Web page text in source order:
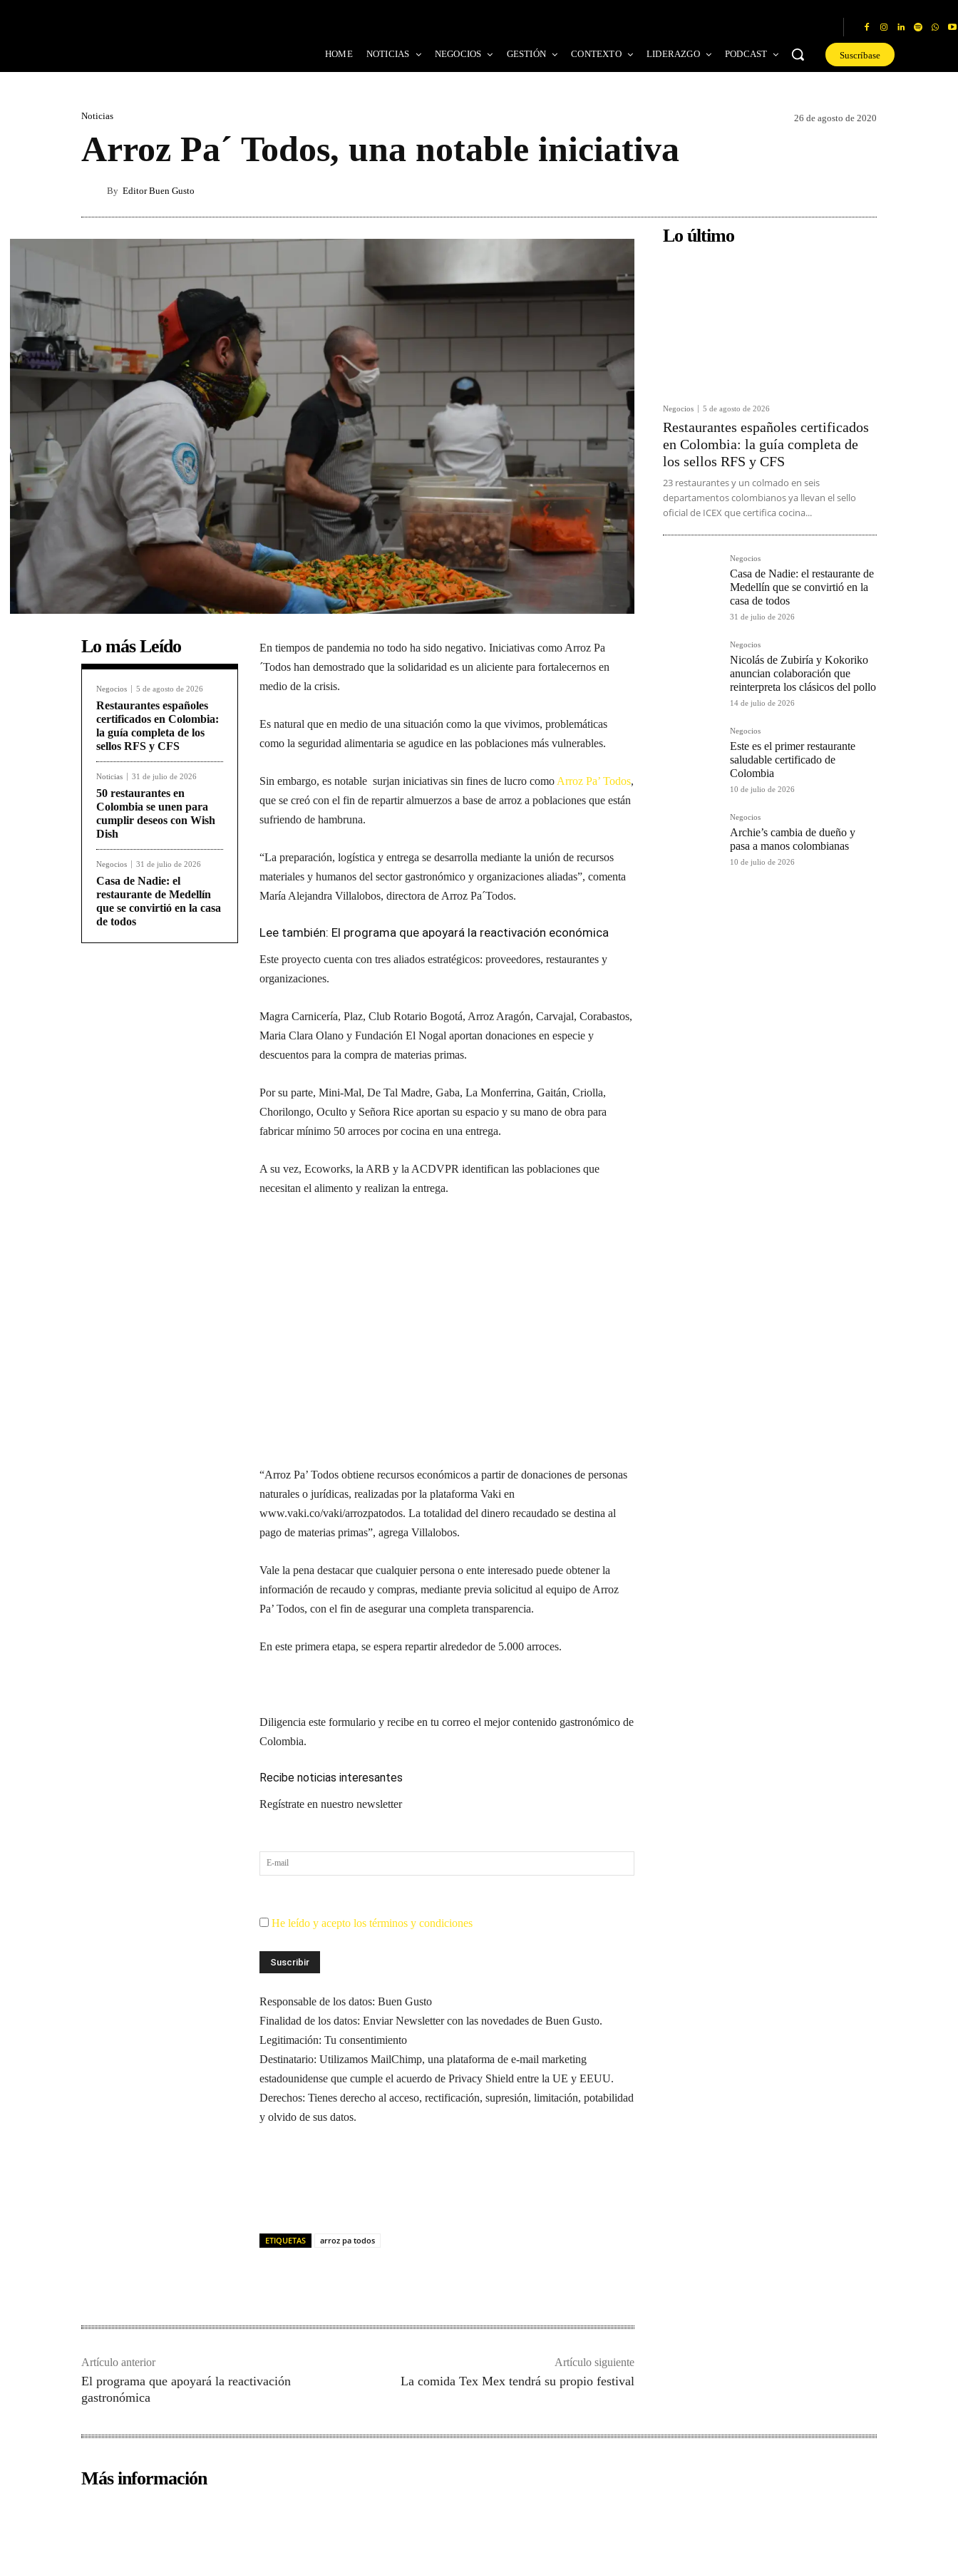
HOME NOTICIAS NEGOCIOS GESTIÓN CONTEXTO LIDERAZGO PODCAST Suscríbase
Noticias 26 de agosto de 2020
Arroz Pa´ Todos, una notable iniciativa
By Editor Buen Gusto
Lo más Leído
Negocios 5 de agosto de 2026
Restaurantes españoles
certificados en Colombia:
la guía completa de los
sellos RFS y CFS
Noticias 31 de julio de 2026
50 restaurantes en
Colombia se unen para
cumplir deseos con Wish
Dish
Negocios 31 de julio de 2026
Casa de Nadie: el
restaurante de Medellín
que se convirtió en la casa
de todos
En tiempos de pandemia no todo ha sido negativo. Iniciativas como Arroz Pa
´Todos han demostrado que la solidaridad es un aliciente para fortalecernos en
medio de la crisis.
Es natural que en medio de una situación como la que vivimos, problemáticas
como la seguridad alimentaria se agudice en las poblaciones más vulnerables.
Sin embargo, es notable surjan iniciativas sin fines de lucro como Arroz Pa’ Todos,
que se creó con el fin de repartir almuerzos a base de arroz a poblaciones que están
sufriendo de hambruna.
“La preparación, logística y entrega se desarrolla mediante la unión de recursos
materiales y humanos del sector gastronómico y organizaciones aliadas”, comenta
María Alejandra Villalobos, directora de Arroz Pa´Todos.
Lee también: El programa que apoyará la reactivación económica
Este proyecto cuenta con tres aliados estratégicos: proveedores, restaurantes y
organizaciones.
Magra Carnicería, Plaz, Club Rotario Bogotá, Arroz Aragón, Carvajal, Corabastos,
Maria Clara Olano y Fundación El Nogal aportan donaciones en especie y
descuentos para la compra de materias primas.
Por su parte, Mini-Mal, De Tal Madre, Gaba, La Monferrina, Gaitán, Criolla,
Chorilongo, Oculto y Señora Rice aportan su espacio y su mano de obra para
fabricar mínimo 50 arroces por cocina en una entrega.
A su vez, Ecoworks, la ARB y la ACDVPR identifican las poblaciones que
necesitan el alimento y realizan la entrega.
“Arroz Pa’ Todos obtiene recursos económicos a partir de donaciones de personas
naturales o jurídicas, realizadas por la plataforma Vaki en
www.vaki.co/vaki/arrozpatodos. La totalidad del dinero recaudado se destina al
pago de materias primas”, agrega Villalobos.
Vale la pena destacar que cualquier persona o ente interesado puede obtener la
información de recaudo y compras, mediante previa solicitud al equipo de Arroz
Pa’ Todos, con el fin de asegurar una completa transparencia.
En este primera etapa, se espera repartir alrededor de 5.000 arroces.
Diligencia este formulario y recibe en tu correo el mejor contenido gastronómico de
Colombia.
Recibe noticias interesantes
Regístrate en nuestro newsletter
He leído y acepto los términos y condiciones
Responsable de los datos: Buen Gusto
Finalidad de los datos: Enviar Newsletter con las novedades de Buen Gusto.
Legitimación: Tu consentimiento
Destinatario: Utilizamos MailChimp, una plataforma de e-mail marketing
estadounidense que cumple el acuerdo de Privacy Shield entre la UE y EEUU.
Derechos: Tienes derecho al acceso, rectificación, supresión, limitación, potabilidad
y olvido de sus datos.
ETIQUETAS arroz pa todos
Artículo anterior
El programa que apoyará la reactivación
gastronómica
Artículo siguiente
La comida Tex Mex tendrá su propio festival
Lo último
Negocios 5 de agosto de 2026
Restaurantes españoles certificados
en Colombia: la guía completa de
los sellos RFS y CFS
23 restaurantes y un colmado en seis
departamentos colombianos ya llevan el sello
oficial de ICEX que certifica cocina...
Negocios
Casa de Nadie: el restaurante de
Medellín que se convirtió en la
casa de todos
31 de julio de 2026
Negocios
Nicolás de Zubiría y Kokoriko
anuncian colaboración que
reinterpreta los clásicos del pollo
14 de julio de 2026
Negocios
Este es el primer restaurante
saludable certificado de
Colombia
10 de julio de 2026
Negocios
Archie’s cambia de dueño y
pasa a manos colombianas
10 de julio de 2026
Más información